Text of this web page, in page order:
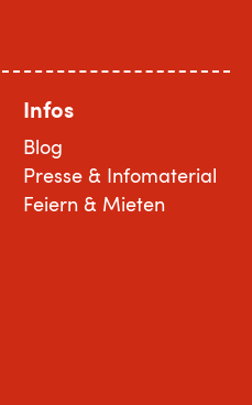
Infos
Blog
Presse & Infomaterial
Feiern & Mieten